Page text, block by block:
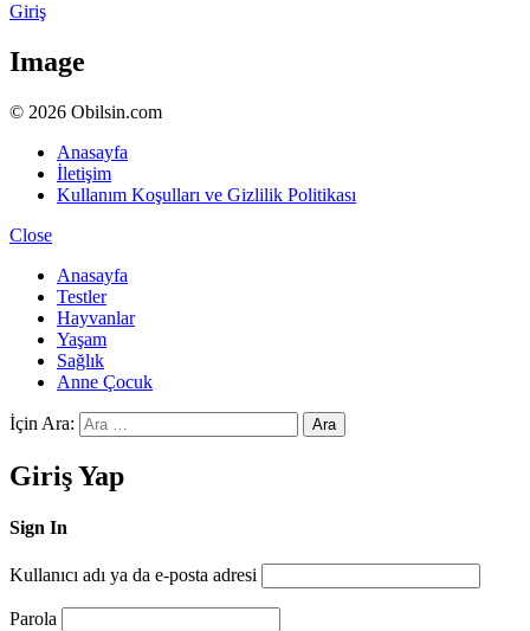
Giriş
Image
© 2026 Obilsin.com
Anasayfa
İletişim
Kullanım Koşulları ve Gizlilik Politikası
Close
Anasayfa
Testler
Hayvanlar
Yaşam
Sağlık
Anne Çocuk
İçin Ara: Ara
Giriş Yap
Sign In
Kullanıcı adı ya da e-posta adresi
Parola